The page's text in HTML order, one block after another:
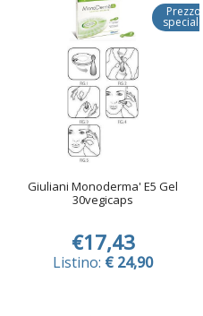
Prezzo
Giuliani Monoderma' E5 Gel
30vegicaps
€17,43
Listino: € 24,90